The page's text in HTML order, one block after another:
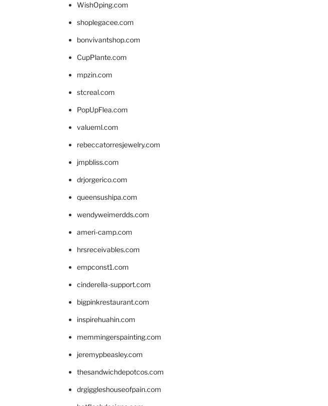
WishOping.com
shoplegacee.com
bonvivantshop.com
CupPlante.com
mpzin.com
stcreal.com
PopUpFlea.com
valueml.com
rebeccatorresjewelry.com
jmpbliss.com
drjorgerico.com
queensushipa.com
wendyweimerdds.com
ameri-camp.com
hrsreceivables.com
empconst1.com
cinderella-support.com
bigpinkrestaurant.com
inspirehuahin.com
memmingerspainting.com
jeremypbeasley.com
thesandwichdepotcos.com
drgiggleshouseofpain.com